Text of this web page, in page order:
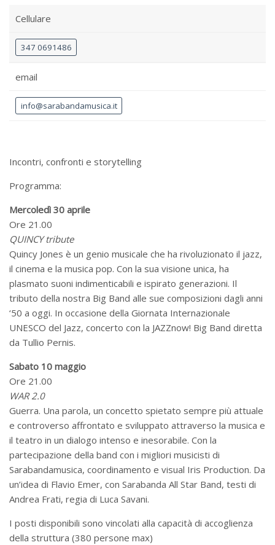
Cellulare
347 0691486
email
info@sarabandamusica.it
Incontri, confronti e storytelling
Programma:
Mercoledì 30 aprile
Ore 21.00
QUINCY tribute
Quincy Jones è un genio musicale che ha rivoluzionato il jazz,
il cinema e la musica pop. Con la sua visione unica, ha
plasmato suoni indimenticabili e ispirato generazioni. Il
tributo della nostra Big Band alle sue composizioni dagli anni
‘50 a oggi. In occasione della Giornata Internazionale
UNESCO del Jazz, concerto con la JAZZnow! Big Band diretta
da Tullio Pernis.
Sabato 10 maggio
Ore 21.00
WAR 2.0
Guerra. Una parola, un concetto spietato sempre più attuale
e controverso affrontato e sviluppato attraverso la musica e
il teatro in un dialogo intenso e inesorabile. Con la
partecipazione della band con i migliori musicisti di
Sarabandamusica, coordinamento e visual Iris Production. Da
un’idea di Flavio Emer, con Sarabanda All Star Band, testi di
Andrea Frati, regia di Luca Savani.
I posti disponibili sono vincolati alla capacità di accoglienza
della struttura (380 persone max)